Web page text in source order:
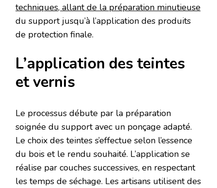
techniques, allant de la préparation minutieuse
du support jusqu’à l’application des produits
de protection finale.
L’application des teintes
et vernis
Le processus débute par la préparation
soignée du support avec un ponçage adapté.
Le choix des teintes s’effectue selon l’essence
du bois et le rendu souhaité. L’application se
réalise par couches successives, en respectant
les temps de séchage. Les artisans utilisent des